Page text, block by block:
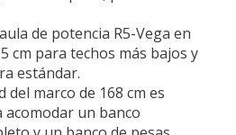
de potencia R5-Vega en
cm para techos más bajos y
estándar.
del marco de 168 cm es
un banco